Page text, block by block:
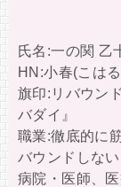
氏名:一の関 乙
HN:小春(こは
旗印:リバウン
バダイ』
職業:徹底的に
バウンドしな
病院・医師、